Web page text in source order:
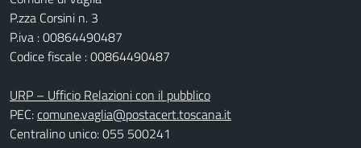
P.zza Corsini n. 3
P.iva : 00864490487
Codice fiscale : 00864490487
URP – Ufficio Relazioni con il pubblico
PEC:comune.vaglia@postacert.toscana.it
Centralino unico: 055 500241